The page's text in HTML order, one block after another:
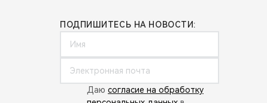
ПОДПИШИТЕСЬ НА НОВОСТИ:
Даю согласие на обработку